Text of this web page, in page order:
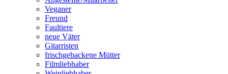
Veganer
Freund
Faultiere
neue Väter
Gitarristen
frischgebackene Mütter
Filmliebhaber